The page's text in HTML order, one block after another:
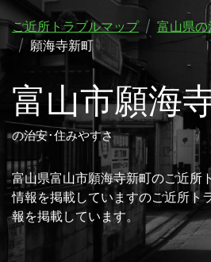
ご近所トラブルマップ 富山県
願海寺新町
富山市願海
の治安･住みやすさ
富山県富山市願海寺新町のご近所
情報を掲載していますのご近所ト
報を掲載しています。